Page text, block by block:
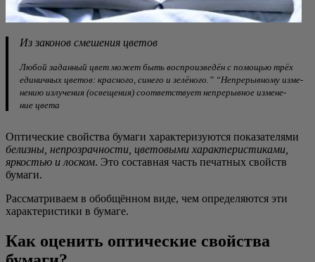
Из зако­нов сме­ше­ния цветов
Любой задан­ный цвет может быть вос­про­из­ве­дён с помо­щью трёх
еди­нич­ных цве­тов: крас­но­го, сине­го и зелё­но­го.” “Непре­рыв­но­му изме­
не­нию излу­че­ния (осве­ще­ния) соот­вет­ству­ет непре­рыв­ное изме­не­
ние цвета
Опти­че­ские свой­ства бума­ги харак­те­ри­зу­ют­ся пока­за­те­ля­ми
белиз­ны, непро­зрач­но­сти, цве­то­вы­ми харак­те­ри­сти­ка­ми,
ярко­стью и лос­ком. Это состав­ная часть печат­ных свойств
бумаги.
Рас­смат­ри­ва­ем в обоб­щён­ном виде, чем опре­де­ля­ют­ся эти
харак­те­ри­сти­ки в бумаге.
Как оценить оптические свойства